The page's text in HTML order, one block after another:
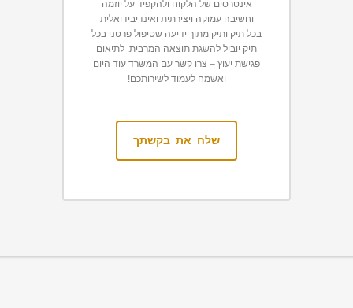
אינטרסים של הלקוח ולהקפיד על יוזמה
וחשיבה עמוקה ויצירתית ואינדיבידואלית
בכל תיק ותיק מתוך ידיעה שטיפול פרטני בכל
תיק יוביל להשגת תוצאה המרבית. לתיאום
פגישת יעוץ – צרו קשר עם המשרד עוד היום
ואשמח לעמוד לשירותכם!
שלח את בקשתך